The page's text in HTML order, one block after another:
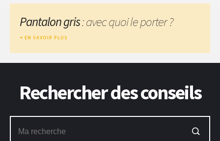
Pantalon gris: avec quoi le porter ?
EN SAVOIR PLUS
Rechercher des conseils